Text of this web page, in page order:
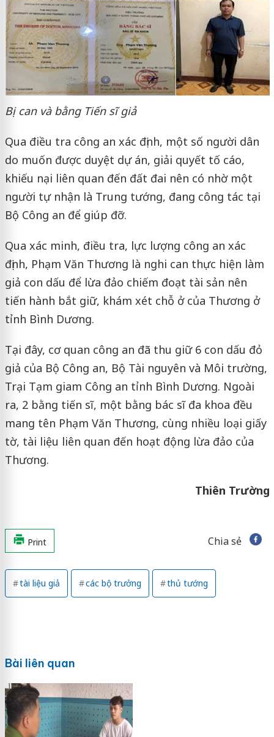
Bị can và bằng Tiến sĩ giả
Qua điều tra công an xác định, một số người dân
do muốn được duyệt dự án, giải quyết tố cáo,
khiếu nại liên quan đến đất đai nên có nhờ một
người tự nhận là Trung tướng, đang công tác tại
Bộ Công an để giúp đỡ.
Qua xác minh, điều tra, lực lượng công an xác
định, Phạm Văn Thương là nghi can thực hiện làm
giả con dấu để lừa đảo chiếm đoạt tài sản nên
tiến hành bắt giữ, khám xét chỗ ở của Thương ở
tỉnh Bình Dương.
Tại đây, cơ quan công an đã thu giữ 6 con dấu đỏ
giả của Bộ Công an, Bộ Tài nguyên và Môi trường,
Trại Tạm giam Công an tỉnh Bình Dương. Ngoài
ra, 2 bằng tiến sĩ, một bằng bác sĩ đa khoa đều
mang tên Phạm Văn Thương, cùng nhiều loại giấy
tờ, tài liệu liên quan đến hoạt động lừa đảo của
Thương.
Thiên Trường
Print Chia sẻ
tài liệu giả các bộ trưởng thủ tướng
Bài liên quan